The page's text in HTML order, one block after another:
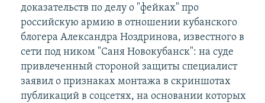
доказательств по делу о "фейках" про
российскую армию в отношении кубанского
блогера Александра Ноздринова, известного в
сети под ником "Саня Новокубанск": на суде
привлеченный стороной защиты специалист
заявил о признаках монтажа в скриншотах
публикаций в соцсетях, на основании которых